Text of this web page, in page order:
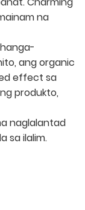
na
ang organic
effect sa
produkto,
naglalantad
sa ilalim.